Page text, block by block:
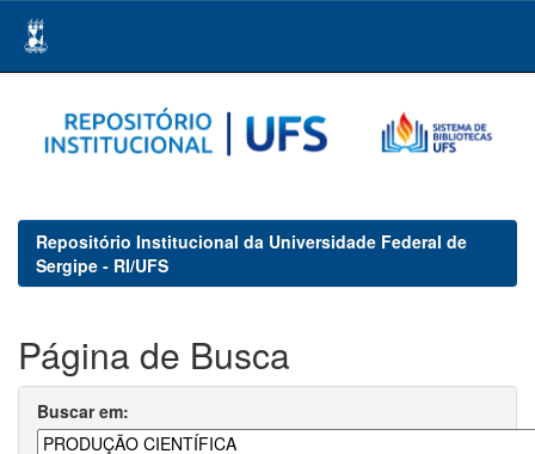
navigation
Repositório Institucional da Universidade Federal de
Sergipe - RI/UFS
Página de Busca
Buscar em: